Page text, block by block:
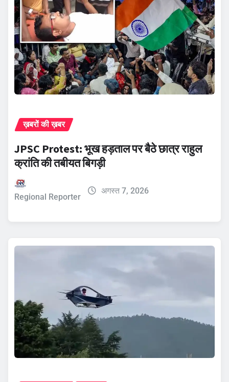
ख़बरों की ख़बर
JPSC Protest: भूख हड़ताल पर बैठे छात्र राहुल
क्रांति की तबीयत बिगड़ी
Regional Reporter
अगस्त 7, 2026